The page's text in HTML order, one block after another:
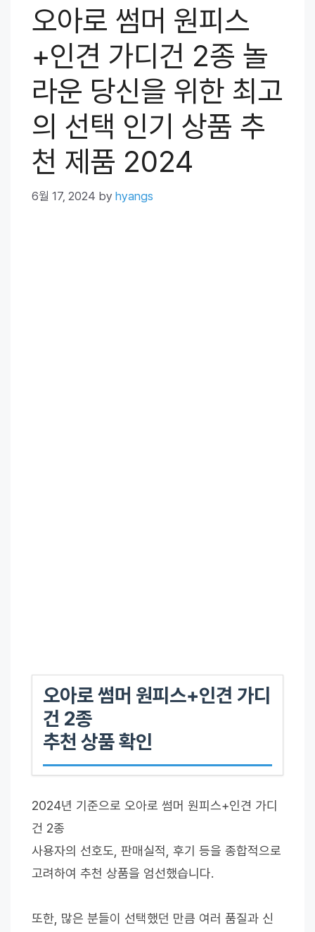
오아로 썸머 원피스
+인견 가디건 2종 놀
라운 당신을 위한 최고
의 선택 인기 상품 추
천 제품 2024
6월 17, 2024 by hyangs
오아로 썸머 원피스+인견 가디
건 2종
추천 상품 확인
2024년 기준으로 오아로 썸머 원피스+인견 가디
건 2종
사용자의 선호도, 판매실적, 후기 등을 종합적으로
고려하여 추천 상품을 엄선했습니다.
또한, 많은 분들이 선택했던 만큼 여러 품질과 신